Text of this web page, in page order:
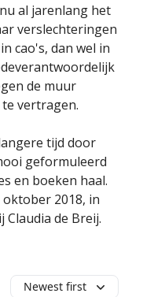
al jarenlang het
verslechteringen
cao's, dan wel in
de muur
vertragen.
tijd door
geformuleerd
en boeken haal.
2018, in
Claudia de Breij.
Newest first